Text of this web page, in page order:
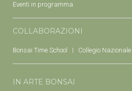
Eventi in programma
COLLABORAZIONI
Bonsai Time School Collegio Nazionale
IN ARTE BONSAI